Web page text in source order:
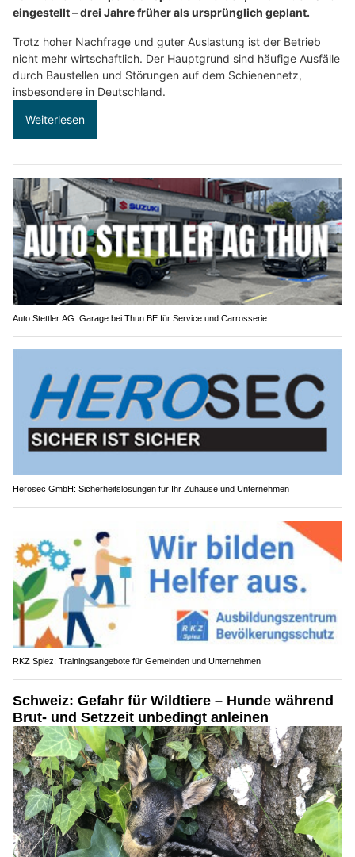
eingestellt – drei Jahre früher als ursprünglich geplant.
Trotz hoher Nachfrage und guter Auslastung ist der Betrieb
nicht mehr wirtschaftlich. Der Hauptgrund sind häufige Ausfälle
durch Baustellen und Störungen auf dem Schienennetz,
insbesondere in Deutschland.
Weiterlesen
Auto Stettler AG: Garage bei Thun BE für Service und Carrosserie
Herosec GmbH: Sicherheitslösungen für Ihr Zuhause und Unternehmen
RKZ Spiez: Trainingsangebote für Gemeinden und Unternehmen
Schweiz: Gefahr für Wildtiere – Hunde während
Brut- und Setzzeit unbedingt anleinen